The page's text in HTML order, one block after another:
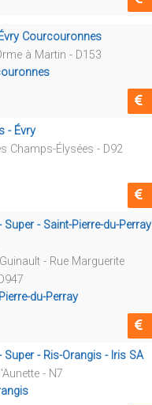
Courcouronnes
à Martin - D153
- Évry
Champs-Élysées - D92
Super - Saint-Pierre-du-Perray
- Rue Marguerite
du-Perray
Super - Ris-Orangis - Iris SA
- N7